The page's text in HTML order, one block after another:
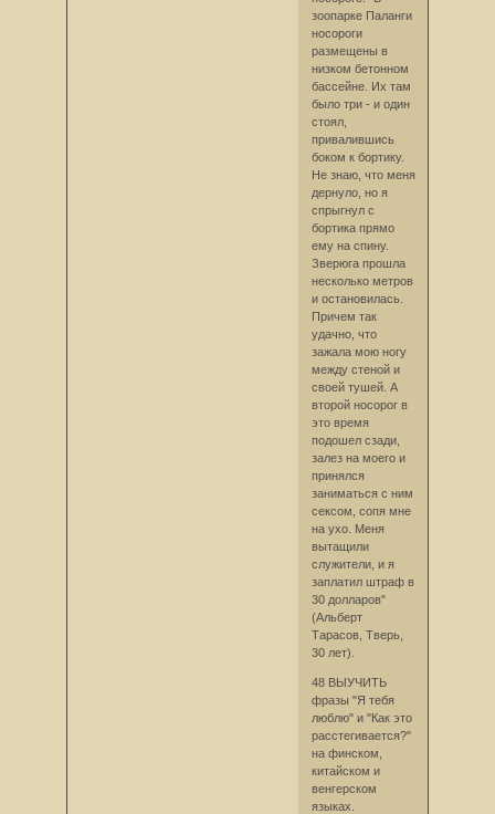
зоопарке Паланги
носороги
размещены в
низком бетонном
бассейне. Их там
было три - и один
стоял,
привалившись
боком к бортику.
Не знаю, что меня
дернуло, но я
спрыгнул с
бортика прямо
ему на спину.
Зверюга прошла
несколько метров
и остановилась.
Причем так
удачно, что
зажала мою ногу
между стеной и
своей тушей. А
второй носорог в
это время
подошел сзади,
залез на моего и
принялся
заниматься с ним
сексом, сопя мне
на ухо. Меня
вытащили
служители, и я
заплатил штраф в
30 долларов"
(Альберт
Тарасов, Тверь,
30 лет).
48 ВЫУЧИТЬ
фразы "Я тебя
люблю" и "Как это
расстегивается?"
на финском,
китайском и
венгерском
языках.